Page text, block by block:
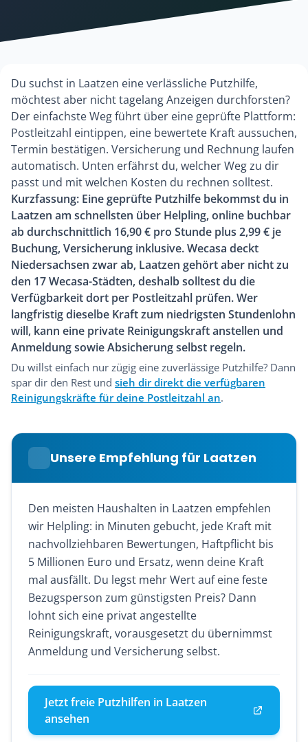
Du suchst in Laatzen eine verlässliche Putzhilfe,
möchtest aber nicht tagelang Anzeigen durchforsten?
Der einfachste Weg führt über eine geprüfte Plattform:
Postleitzahl eintippen, eine bewertete Kraft aussuchen,
Termin bestätigen. Versicherung und Rechnung laufen
automatisch. Unten erfährst du, welcher Weg zu dir
passt und mit welchen Kosten du rechnen solltest.
Kurzfassung: Eine geprüfte Putzhilfe bekommst du in
Laatzen am schnellsten über Helpling, online buchbar
ab durchschnittlich 16,90 € pro Stunde plus 2,99 € je
Buchung, Versicherung inklusive. Wecasa deckt
Niedersachsen zwar ab, Laatzen gehört aber nicht zu
den 17 Wecasa-Städten, deshalb solltest du die
Verfügbarkeit dort per Postleitzahl prüfen. Wer
langfristig dieselbe Kraft zum niedrigsten Stundenlohn
will, kann eine private Reinigungskraft anstellen und
Anmeldung sowie Absicherung selbst regeln.
Du willst einfach nur zügig eine zuverlässige Putzhilfe? Dann
spar dir den Rest und sieh dir direkt die verfügbaren
Reinigungskräfte für deine Postleitzahl an.
Unsere Empfehlung für Laatzen
Den meisten Haushalten in Laatzen empfehlen
wir Helpling: in Minuten gebucht, jede Kraft mit
nachvollziehbaren Bewertungen, Haftpflicht bis
5 Millionen Euro und Ersatz, wenn deine Kraft
mal ausfällt. Du legst mehr Wert auf eine feste
Bezugsperson zum günstigsten Preis? Dann
lohnt sich eine privat angestellte
Reinigungskraft, vorausgesetzt du übernimmst
Anmeldung und Versicherung selbst.
Jetzt freie Putzhilfen in Laatzen
ansehen